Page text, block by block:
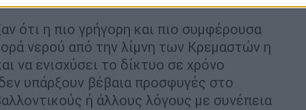
ότι η πιο γρήγορη και πιο συμφέρουσα
νερού από την λίμνη των Κρεμαστών η
να ενισχύσει το δίκτυο σε χρόνο
υπάρξουν βέβαια προσφυγές στο
ή άλλους λόγους με συνέπεια